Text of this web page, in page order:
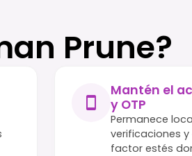
Prune?
Mantén el
y OTP
Permanece
verificaciones
factor estés